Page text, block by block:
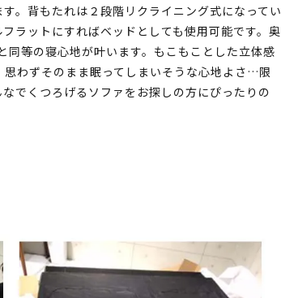
。背もたれは２段階リクライニング式になってい
ラットにすればベッドとしても使用可能です。奥
等の寝心地が叶います。もこもことした立体感
わずそのまま眠ってしまいそうな心地よさ…限
でくつろげるソファをお探しの方にぴったりの